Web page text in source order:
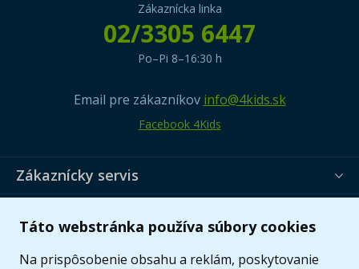
Táto webstránka používa súbory cookies
Na prispôsobenie obsahu a reklám, poskytovanie
Zákaznícka linka
02/3305 6447
Po–Pi 8–16:30 h
Email pre zákazníkov info@4kids.sk
Facebook 4Kids
Zákaznícky servis